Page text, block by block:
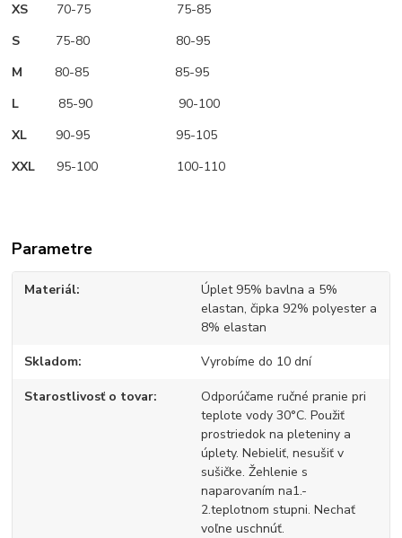
XS 70-75 75-85
S 75-80 80-95
M 80-85 85-95
L 85-90 90-100
XL 90-95 95-105
XXL 95-100 100-110
Parametre
Materiál
Úplet 95% bavlna a 5%
elastan, čipka 92% polyester a
8% elastan
Skladom Vyrobíme do 10 dní
Starostlivosť o tovar
Odporúčame ručné pranie pri
teplote vody 30°C. Použiť
prostriedok na pleteniny a
úplety. Nebieliť, nesušiť v
sušičke. Žehlenie s
naparovaním na1.-
2.teplotnom stupni. Nechať
voľne uschnúť.